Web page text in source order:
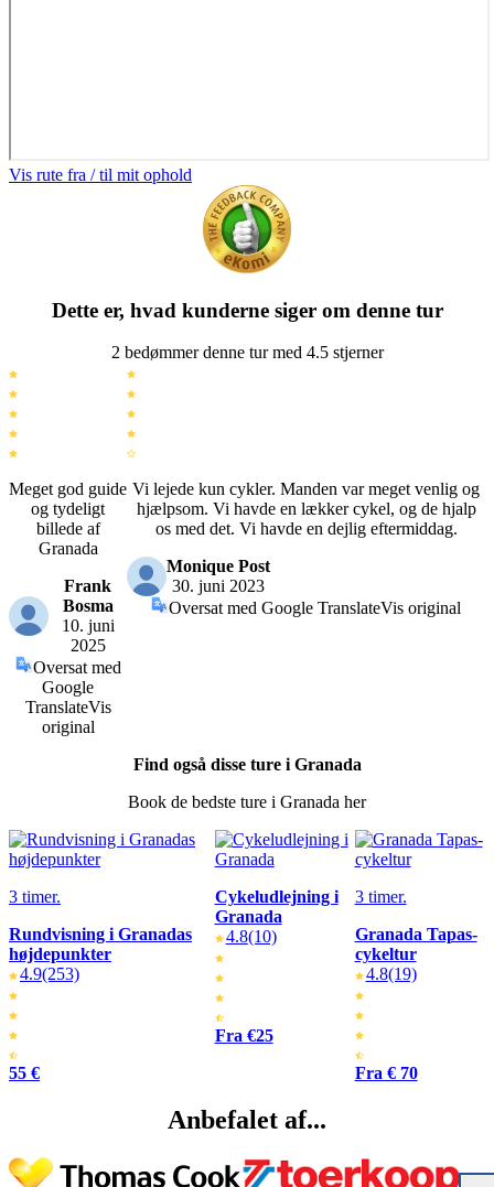
Vis rute fra / til mit ophold
Dette er, hvad kunderne siger om denne tur
2 bedømmer denne tur med 4.5 stjerner
Meget god guide
og tydeligt
billede af
Granada
Frank
Bosma
10. juni
2025
Oversat med
Google
TranslateVis
original
Vi lejede kun cykler. Manden var meget venlig og
hjælpsom. Vi havde en lækker cykel, og de hjalp
os med det. Vi havde en dejlig eftermiddag.
Monique Post
30. juni 2023
Oversat med Google TranslateVis original
Find også disse ture i Granada
Book de bedste ture i Granada her
3 timer.
Rundvisning i Granadas
højdepunkter
4.9(253)
55 €
Cykeludlejning i
Granada
4.8(10)
Fra €25
3 timer.
Granada Tapas-
cykeltur
4.8(19)
Fra € 70
Anbefalet af...